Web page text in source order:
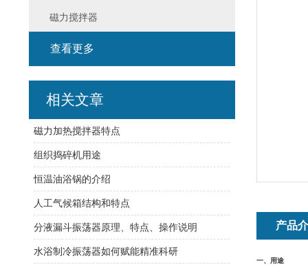
产品
一、用途
磁力搅拌器
查看更多
相关文章
磁力加热搅拌器特点
组织捣碎机用途
恒温油浴锅的介绍
人工气候箱结构和特点
分液漏斗振荡器原理、特点、操作说明
水浴制冷振荡器如何赋能精准科研